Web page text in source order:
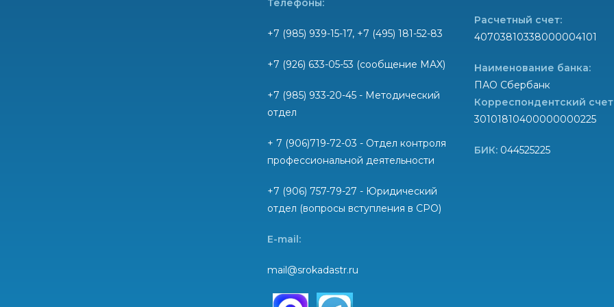
+7 (985) 939-15-17, +7 (495) 181-52-83
+7 (926) 633-05-53 (сообщение MAX)
+7 (985) 933-20-45 - Методический
отдел
+ 7 (906)719-72-03 - Отдел контроля
профессиональной деятельности
+7 (906) 757-79-27 - Юридический
отдел (вопросы вступления в СРО)
E-mail:
mail@srokadastr.ru
Расчетный счет:
40703810338000004101
Наименование банка:
ПАО Сбербанк
Корреспондентский
30101810400000000225
БИК:044525225